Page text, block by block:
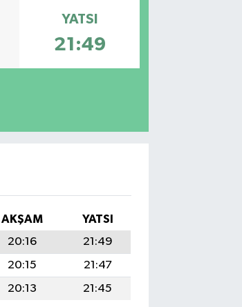
YATSI
21:49
AKŞAM
YATSI
20:16
21:49
20:15
21:47
20:13 21:45